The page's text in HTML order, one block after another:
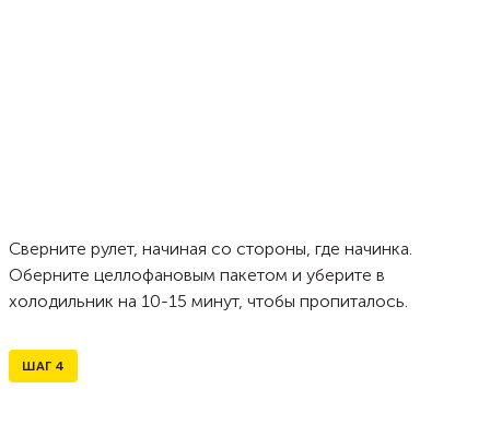
Сверните рулет, начиная со стороны, где начинка.
Оберните целлофановым пакетом и уберите в
холодильник на 10-15 минут, чтобы пропиталось.
ШАГ 4